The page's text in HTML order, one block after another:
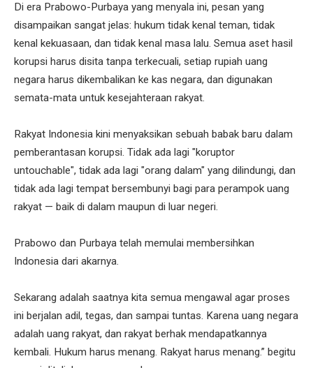
Di era Prabowo-Purbaya yang menyala ini, pesan yang
disampaikan sangat jelas: hukum tidak kenal teman, tidak
kenal kekuasaan, dan tidak kenal masa lalu. Semua aset hasil
korupsi harus disita tanpa terkecuali, setiap rupiah uang
negara harus dikembalikan ke kas negara, dan digunakan
semata-mata untuk kesejahteraan rakyat.
Rakyat Indonesia kini menyaksikan sebuah babak baru dalam
pemberantasan korupsi. Tidak ada lagi "koruptor
untouchable", tidak ada lagi "orang dalam" yang dilindungi, dan
tidak ada lagi tempat bersembunyi bagi para perampok uang
rakyat — baik di dalam maupun di luar negeri.
Prabowo dan Purbaya telah memulai membersihkan
Indonesia dari akarnya.
Sekarang adalah saatnya kita semua mengawal agar proses
ini berjalan adil, tegas, dan sampai tuntas. Karena uang negara
adalah uang rakyat, dan rakyat berhak mendapatkannya
kembali. Hukum harus menang. Rakyat harus menang.” begitu